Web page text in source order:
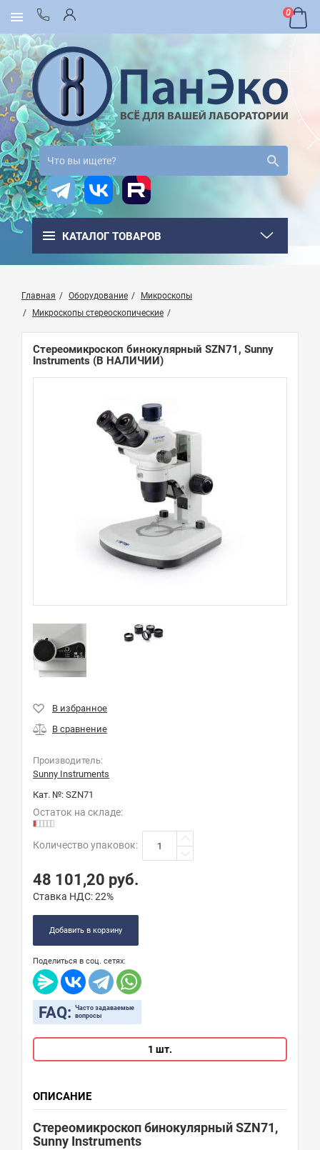
0
КАТАЛОГ ТОВАРОВ
Главная Оборудование
Микроскопы
Микроскопы стереоскопические
Стереомикроскоп бинокулярный SZN71, Sunny
Instruments (В НАЛИЧИИ)
Производитель:
Sunny Instruments
Кат. №: SZN71
Остаток на складе:
Количество упаковок:
48 101,20 руб.
Ставка НДС:22%
Добавить в корзину
Поделиться в соц. сетях:
FAQ: Часто задаваемые
вопросы
1 шт.
ОПИСАНИЕ
Стереомикроскоп бинокулярный SZN71,
Sunny Instruments